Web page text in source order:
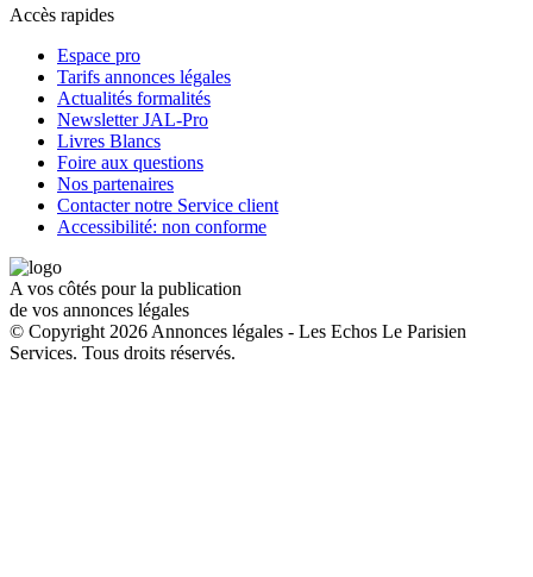
Accès rapides
Espace pro
Tarifs annonces légales
Actualités formalités
Newsletter JAL-Pro
Livres Blancs
Foire aux questions
Nos partenaires
Contacter notre Service client
Accessibilité: non conforme
A vos côtés pour la publication
de vos annonces légales
© Copyright 2026 Annonces légales - Les Echos Le Parisien
Services. Tous droits réservés.